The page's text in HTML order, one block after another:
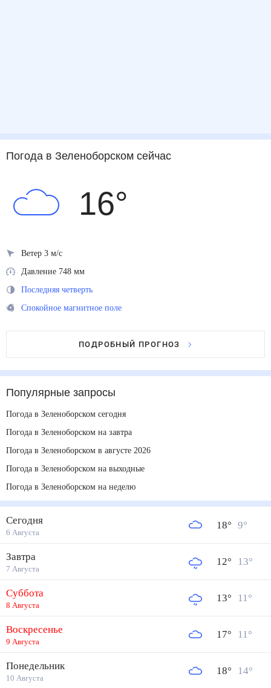
Погода в Зеленоборском сейчас
16°
Ветер 3 м/с
Давление 748 мм
Последняя четверть
Спокойное магнитное поле
ПОДРОБНЫЙ ПРОГНОЗ
Популярные запросы
Погода в Зеленоборском сегодня
Погода в Зеленоборском на завтра
Погода в Зеленоборском в августе 2026
Погода в Зеленоборском на выходные
Погода в Зеленоборском на неделю
Сегодня
6 Августа
18° 9°
Завтра
7 Августа
12° 13°
Суббота
8 Августа
13° 11°
Воскресенье
9 Августа
17° 11°
Понедельник
10 Августа
18° 14°